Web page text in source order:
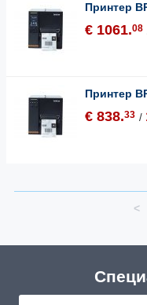
Принтер
€ 1061.08
Принтер
€ 838.33 /
<